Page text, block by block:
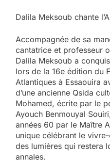
Dalila Meksoub chante
Accompagnée de sa
cantatrice et professeur
Dalila Meksoub a
lors de la 16e édition du
Atlantiques à Essaouira
d’une ancienne Qsida
Mohamed, écrite par le
Ayouch Benmouyal
années 60 par le Maître
unique célébrant le
des lumières qui restera
annales.